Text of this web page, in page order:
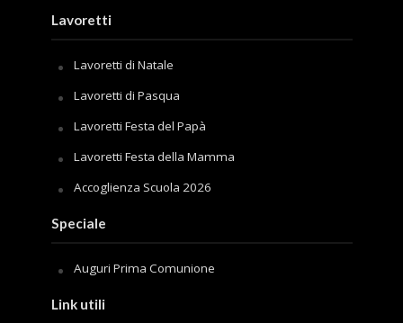
Lavoretti
Lavoretti di Natale
Lavoretti di Pasqua
Lavoretti Festa del Papà
Lavoretti Festa della Mamma
Accoglienza Scuola 2026
Speciale
Auguri Prima Comunione
Link utili